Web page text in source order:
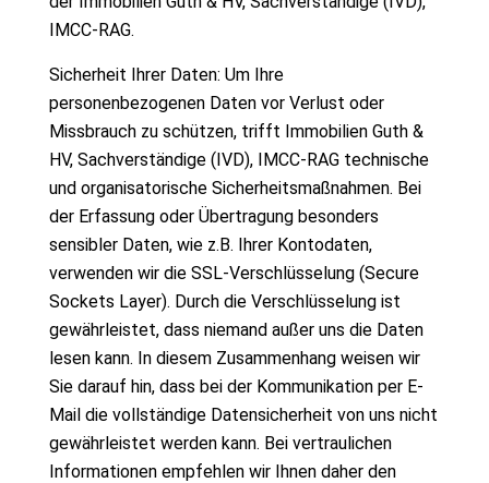
IMCC-RAG.
Sicherheit Ihrer Daten: Um Ihre
personenbezogenen Daten vor Verlust oder
Missbrauch zu schützen, trifft Immobilien Guth &
HV, Sachverständige (IVD), IMCC-RAG technische
und organisatorische Sicherheitsmaßnahmen. Bei
der Erfassung oder Übertragung besonders
sensibler Daten, wie z.B. Ihrer Kontodaten,
verwenden wir die SSL-Verschlüsselung (Secure
Sockets Layer). Durch die Verschlüsselung ist
gewährleistet, dass niemand außer uns die Daten
lesen kann. In diesem Zusammenhang weisen wir
Sie darauf hin, dass bei der Kommunikation per E-
Mail die vollständige Datensicherheit von uns nicht
gewährleistet werden kann. Bei vertraulichen
Informationen empfehlen wir Ihnen daher den